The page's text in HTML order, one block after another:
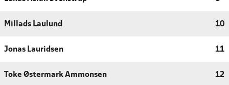
Millads Laulund 10
Jonas Lauridsen 11
Toke Østermark Ammonsen 12